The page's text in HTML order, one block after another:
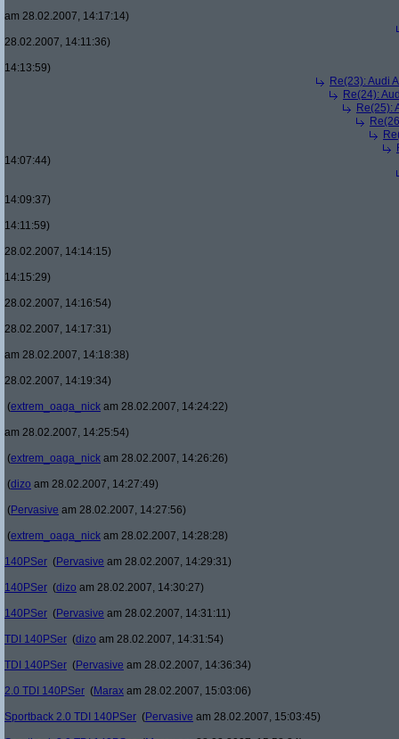
am 28.02.2007, 14:17:14)
28.02.2007, 14:11:36)
14:13:59)
Re(23): Audi
Re(24):
Re(25):
14:07:44)
14:09:37)
14:11:59)
28.02.2007, 14:14:15)
14:15:29)
28.02.2007, 14:16:54)
28.02.2007, 14:17:31)
am 28.02.2007, 14:18:38)
28.02.2007, 14:19:34)
(extrem_oaga_nick am 28.02.2007, 14:24:22)
am 28.02.2007, 14:25:54)
(extrem_oaga_nick am 28.02.2007, 14:26:26)
(dizo am 28.02.2007, 14:27:49)
(Pervasive am 28.02.2007, 14:27:56)
(extrem_oaga_nick am 28.02.2007, 14:28:28)
140PSer (Pervasive am 28.02.2007, 14:29:31)
140PSer (dizo am 28.02.2007, 14:30:27)
140PSer (Pervasive am 28.02.2007, 14:31:11)
TDI 140PSer (dizo am 28.02.2007, 14:31:54)
TDI 140PSer (Pervasive am 28.02.2007, 14:36:34)
2.0 TDI 140PSer (Marax am 28.02.2007, 15:03:06)
Sportback 2.0 TDI 140PSer (Pervasive am 28.02.2007, 15:03:45)